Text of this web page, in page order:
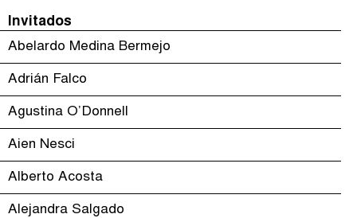
Invitados
Abelardo Medina Bermejo
Adrián Falco
Agustina O’Donnell
Aien Nesci
Alberto Acosta
Alejandra Salgado